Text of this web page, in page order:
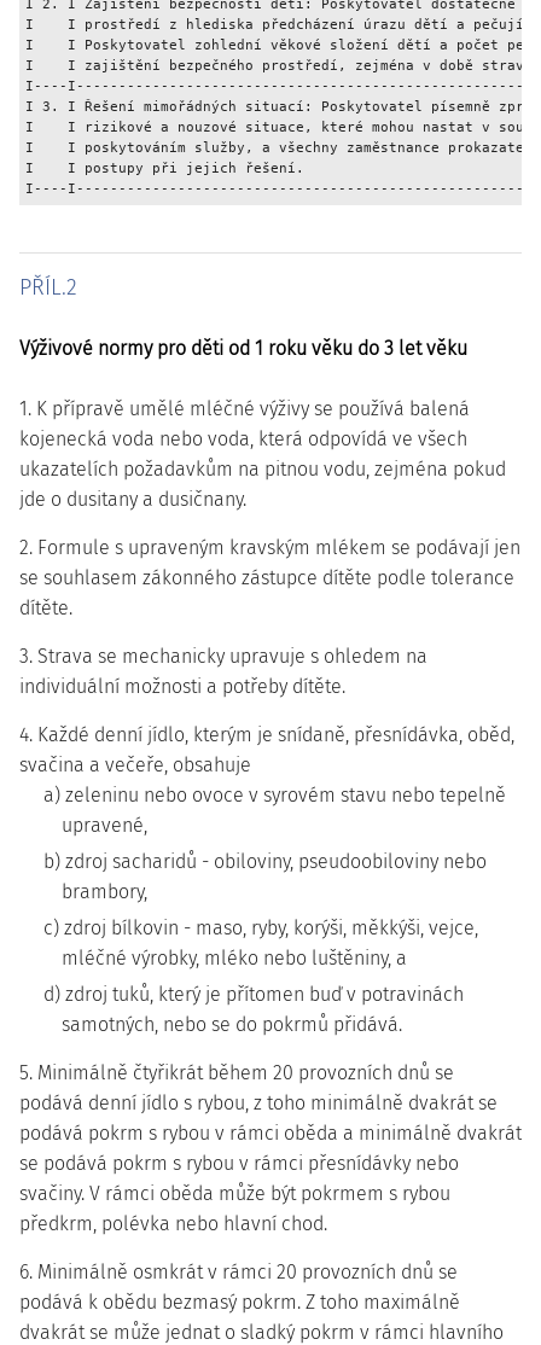
I 2. I Zajištění bezpečnosti dětí: Poskytovatel dostatečně
I    I prostředí z hlediska předcházení úrazu dětí a
I    I Poskytovatel zohlední věkové složení dětí a počet
I    I zajištění bezpečného prostředí, zejména v době
I----
I 3. I Řešení mimořádných situací: Poskytovatel písemně
I    I rizikové a nouzové situace, které mohou nastat v
I    I poskytováním služby, a všechny zaměstnance
I    I postupy při jejich řešení.
PŘÍL.2
Výživové normy pro děti od 1 roku věku do 3 let věku
1. K přípravě umělé mléčné výživy se používá balená
kojenecká voda nebo voda, která odpovídá ve všech
ukazatelích požadavkům na pitnou vodu, zejména pokud
jde o dusitany a dusičnany.
2. Formule s upraveným kravským mlékem se podávají jen
se souhlasem zákonného zástupce dítěte podle tolerance
dítěte.
3. Strava se mechanicky upravuje s ohledem na
individuální možnosti a potřeby dítěte.
4. Každé denní jídlo, kterým je snídaně, přesnídávka, oběd,
svačina a večeře, obsahuje
a) zeleninu nebo ovoce v syrovém stavu nebo tepelně
upravené,
b) zdroj sacharidů - obiloviny, pseudoobiloviny nebo
brambory,
c) zdroj bílkovin - maso, ryby, korýši, měkkýši, vejce,
mléčné výrobky, mléko nebo luštěniny, a
d) zdroj tuků, který je přítomen buď v potravinách
samotných, nebo se do pokrmů přidává.
5. Minimálně čtyřikrát během 20 provozních dnů se
podává denní jídlo s rybou, z toho minimálně dvakrát se
podává pokrm s rybou v rámci oběda a minimálně dvakrát
se podává pokrm s rybou v rámci přesnídávky nebo
svačiny. V rámci oběda může být pokrmem s rybou
předkrm, polévka nebo hlavní chod.
6. Minimálně osmkrát v rámci 20 provozních dnů se
podává k obědu bezmasý pokrm. Z toho maximálně
dvakrát se může jednat o sladký pokrm v rámci hlavního